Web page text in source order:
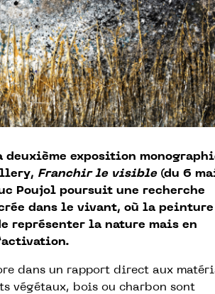
deuxième exposition
Franchir le visible(du 6
Poujol poursuit une recherche
dans le vivant, où la peinture
représenter la nature mais en
dans un rapport direct aux
végétaux, bois ou charbon sont